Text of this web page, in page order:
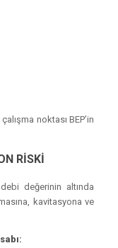
noktası BEP’in
RİSKİ
değerinin altında
kavitasyona ve